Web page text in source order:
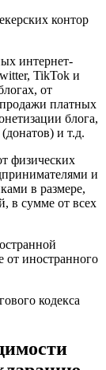
контор
интернет-
TikTok и
от
платных
блога,
и т.д.
физических
и
в размере,
в сумме от всех
от иностранного
кодекса